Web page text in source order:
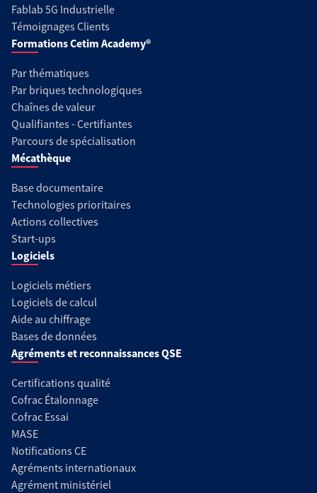
Fablab 5G Industrielle
Témoignages Clients
Formations Cetim Academy®
Par thématiques
Par briques technologiques
Chaînes de valeur
Qualifiantes - Certifiantes
Parcours de spécialisation
Mécathèque
Base documentaire
Technologies prioritaires
Actions collectives
Start-ups
Logiciels
Logiciels métiers
Logiciels de calcul
Aide au chiffrage
Bases de données
Agréments et reconnaissances QSE
Certifications qualité
Cofrac Étalonnage
Cofrac Essai
MASE
Notifications CE
Agréments internationaux
Agrément ministériel